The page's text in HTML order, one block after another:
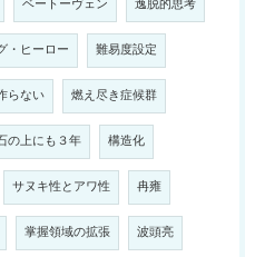
ベートーヴェン 逸脱的思考
・ヒーロー 難易度設定
らない 燃え尽き症候群
の上にも３年 構造化
サヌキ性とアワ性 冉雍
掌握領域の拡張 波頭亮